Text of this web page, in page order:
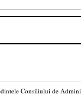
Consiliului de